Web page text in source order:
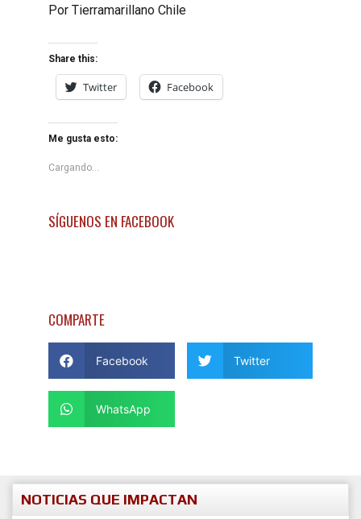
Por Tierramarillano Chile
Share this:
Twitter Facebook
Me gusta esto:
Cargando...
SÍGUENOS EN FACEBOOK
COMPARTE
Facebook Twitter
WhatsApp
NOTICIAS QUE IMPACTAN